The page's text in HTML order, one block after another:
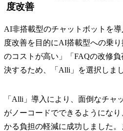
度改善
AI非搭載型のチャットボットを
度改善を目的にAI搭載型への乗
のコストが高い」「FAQの改修
決するため、「Alli」を選択しまし
「Alli」導入により、面倒なチャ
がノーコードでできるようにな
かる負担の軽減に成功しました